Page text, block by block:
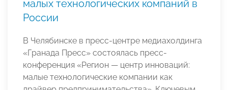
малых технологических компаний в
России
В Челябинске в пресс-центре медиахолдинга
«Гранада Пресс» состоялась пресс-
конференция «Регион — центр инноваций:
малые технологические компании как